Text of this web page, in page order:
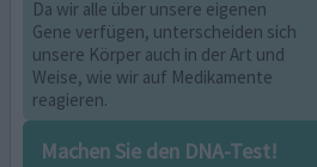
Da wir alle über unsere eigenen
Gene verfügen, unterscheiden sich
unsere Körper auch in der Art und
Weise, wie wir auf Medikamente
reagieren.
Machen Sie den DNA-Test!